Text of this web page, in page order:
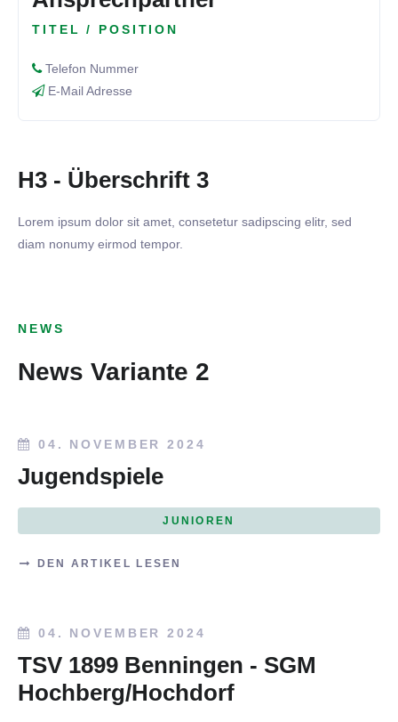
TITEL / POSITION
Telefon Nummer
E-Mail Adresse
H3 - Überschrift 3
Lorem ipsum dolor sit amet, consetetur sadipscing elitr, sed
diam nonumy eirmod tempor.
NEWS
News Variante 2
04. NOVEMBER 2024
Jugendspiele
JUNIOREN
DEN ARTIKEL LESEN
04. NOVEMBER 2024
TSV 1899 Benningen - SGM
Hochberg/Hochdorf